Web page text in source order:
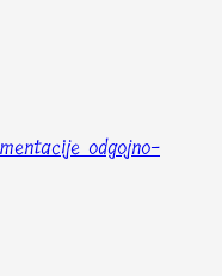
odgojno-